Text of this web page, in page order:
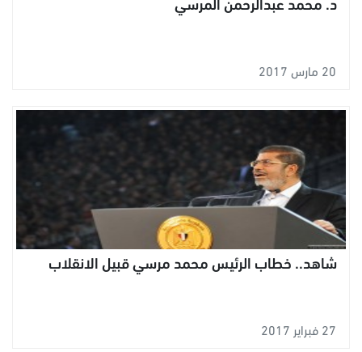
20 مارس 2017
شاهد.. خطاب الرئيس محمد مرسي قبيل الانقلاب
27 فبراير 2017